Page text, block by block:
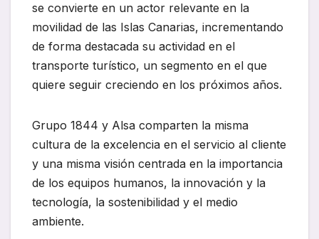
se convierte en un actor relevante en la
movilidad de las Islas Canarias, incrementando
de forma destacada su actividad en el
transporte turístico, un segmento en el que
quiere seguir creciendo en los próximos años.
Grupo 1844 y Alsa comparten la misma
cultura de la excelencia en el servicio al cliente
y una misma visión centrada en la importancia
de los equipos humanos, la innovación y la
tecnología, la sostenibilidad y el medio
ambiente.